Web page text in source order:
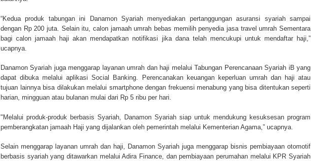
“Kedua produk tabungan ini Danamon Syariah menyediakan pertanggungan asuransi syariah sampai
dengan Rp 200 juta. Selain itu, calon jamaah umrah bebas memilih penyedia jasa travel umrah Sementara
bagi calon jamaah haji akan mendapatkan notifikasi jika dana telah mencukupi untuk mendaftar haji,”
ucapnya.
Danamon Syariah juga menggarap layanan umrah dan haji melalui Tabungan Perencanaan Syariah iB yang
dapat dibuka melalui aplikasi Social Banking. Perencanakan keuangan keperluan umrah dan haji atau
tujuan lainnya bisa dilakukan melalui smartphone dengan frekuensi menabung yang bisa ditentukan seperti
harian, mingguan atau bulanan mulai dari Rp 5 ribu per hari.
"Melalui produk-produk berbasis Syariah, Danamon Syariah siap untuk mendukung kesuksesan program
pemberangkatan jamaah Haji yang dijalankan oleh pemerintah melalui Kementerian Agama,” ucapnya.
Selain menggarap layanan umrah dan haji, Danamon Syariah juga menggarap bisnis pembiayaan otomotif
berbasis syariah yang ditawarkan melalui Adira Finance, dan pembiayaan perumahan melalui KPR Syariah